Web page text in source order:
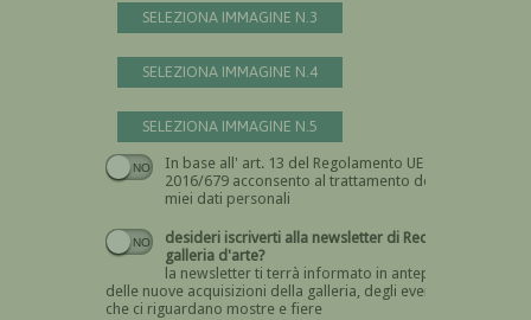
SELEZIONA IMMAGINE N.3
SELEZIONA IMMAGINE N.4
SELEZIONA IMMAGINE N.5
In base all' art. 13 del Regolamento UE n.
2016/679 acconsento al trattamento dei
miei dati personali
Devi dare il consenso
desideri iscriverti alla newsletter di Recta
galleria d'arte?
la newsletter ti terrà informato in anteprima
delle nuove acquisizioni della galleria, degli eventi
che ci riguardano mostre e fiere